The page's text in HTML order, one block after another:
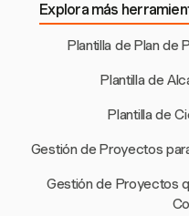
Explora más
Plantilla de Plan de
Plantilla de
Plantilla de
Gestión de Proyectos
Gestión de Proyectos